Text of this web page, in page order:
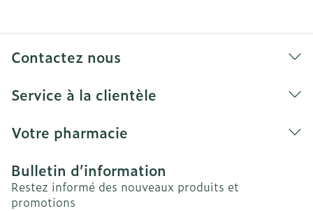
Contactez nous
Service à la clientèle
Votre pharmacie
Bulletin d’information
Restez informé des nouveaux produits et
promotions